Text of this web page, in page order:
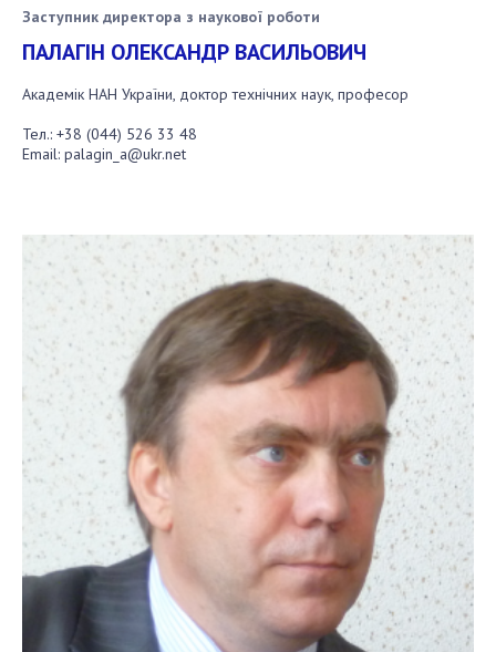
Заступник директора з наукової роботи
ПАЛАГIН ОЛЕКСАНДР ВАСИЛЬОВИЧ
Академік НАН України, доктор технічних наук, професор
Тел.: +38 (044) 526 33 48
Email: palagin_a@ukr.net